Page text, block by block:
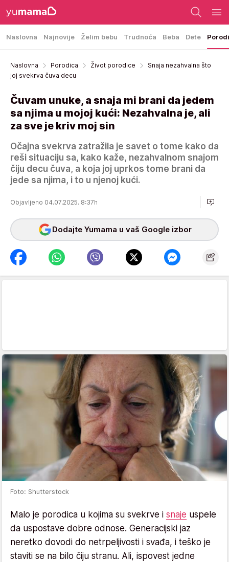
Naslovna Najnovije Želim bebu Trudnoća Beba Dete
Naslovna Porodica Život porodice
Snaja nezahvalna što
joj svekrva čuva decu
Čuvam unuke, a snaja mi brani da jedem
sa njima u mojoj kući: Nezahvalna je, ali
za sve je kriv moj sin
Očajna svekrva zatražila je savet o tome kako da
reši situaciju sa, kako kaže, nezahvalnom snajom
čiju decu čuva, a koja joj uprkos tome brani da
jede sa njima, i to u njenoj kući.
Objavljeno 04.07.2025. 8:37h
Dodajte Yumama u vaš Google izbor
Foto: Shutterstock
Malo je porodica u kojima su svekrve i snaje uspele
da uspostave dobre odnose. Generacijski jaz
neretko dovodi do netrpeljivosti i svađa, i teško je
staviti se na bilo čiju stranu. Ali, ispovest jedne